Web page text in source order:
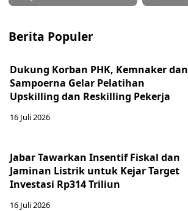
Berita Populer
Dukung Korban PHK, Kemnaker dan
Sampoerna Gelar Pelatihan
Upskilling dan Reskilling Pekerja
16 Juli 2026
Jabar Tawarkan Insentif Fiskal dan
Jaminan Listrik untuk Kejar Target
Investasi Rp314 Triliun
16 Juli 2026